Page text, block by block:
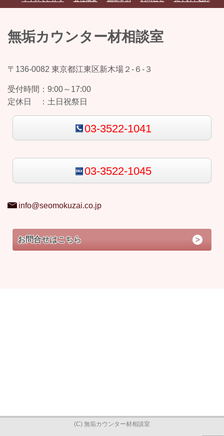
無垢カウンター材相談室
〒136-0082 東京都江東区新木場２-６-３
受付時間： 9:00～17:00
定休日 ： 土日祝祭日
03-3522-1041
03-3522-1045
info@seomokuzai.co.jp
お問合せはこちら
(C) 無垢カウンター材相談室